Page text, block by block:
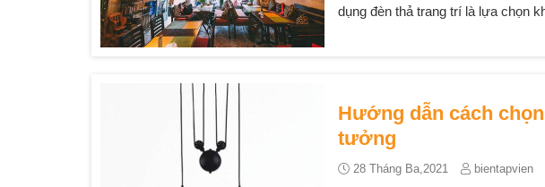
dụng đèn thả trang trí là lựa chọn
Hướng dẫn cách
tưởng
28 Tháng Ba,2021 bientapvien